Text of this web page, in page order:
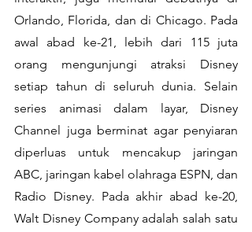
Orlando, Florida, dan di Chicago. Pada
awal abad ke-21, lebih dari 115 juta
orang mengunjungi atraksi Disney
setiap tahun di seluruh dunia. Selain
series animasi dalam layar, Disney
Channel juga berminat agar penyiaran
diperluas untuk mencakup jaringan
ABC, jaringan kabel olahraga ESPN, dan
Radio Disney. Pada akhir abad ke-20,
Walt Disney Company adalah salah satu